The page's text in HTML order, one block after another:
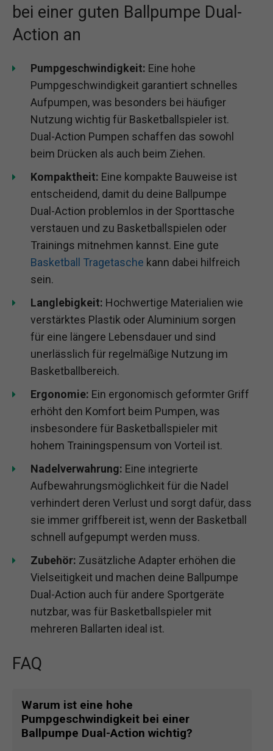
bei einer guten Ballpumpe Dual-
Action an
Pumpgeschwindigkeit: Eine hohe
Pumpgeschwindigkeit garantiert schnelles
Aufpumpen, was besonders bei häufiger
Nutzung wichtig für Basketballspieler ist.
Dual-Action Pumpen schaffen das sowohl
beim Drücken als auch beim Ziehen.
Kompaktheit: Eine kompakte Bauweise ist
entscheidend, damit du deine Ballpumpe
Dual-Action problemlos in der Sporttasche
verstauen und zu Basketballspielen oder
Trainings mitnehmen kannst. Eine gute
Basketball Tragetasche kann dabei hilfreich
sein.
Langlebigkeit: Hochwertige Materialien wie
verstärktes Plastik oder Aluminium sorgen
für eine längere Lebensdauer und sind
unerlässlich für regelmäßige Nutzung im
Basketballbereich.
Ergonomie: Ein ergonomisch geformter Griff
erhöht den Komfort beim Pumpen, was
insbesondere für Basketballspieler mit
hohem Trainingspensum von Vorteil ist.
Nadelverwahrung: Eine integrierte
Aufbewahrungsmöglichkeit für die Nadel
verhindert deren Verlust und sorgt dafür, dass
sie immer griffbereit ist, wenn der Basketball
schnell aufgepumpt werden muss.
Zubehör: Zusätzliche Adapter erhöhen die
Vielseitigkeit und machen deine Ballpumpe
Dual-Action auch für andere Sportgeräte
nutzbar, was für Basketballspieler mit
mehreren Ballarten ideal ist.
FAQ
Warum ist eine hohe
Pumpgeschwindigkeit bei einer
Ballpumpe Dual-Action wichtig?